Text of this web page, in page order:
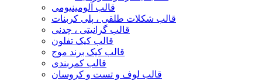
قالب آلومینیومی
قالب شکلات طلقی ، پلی کربنات
قالب گرانیتی ، چدنی
قالب کیک تفلون
قالب کیک برند موج
قالب کمربندی
قالب لوف و تست و کروسان